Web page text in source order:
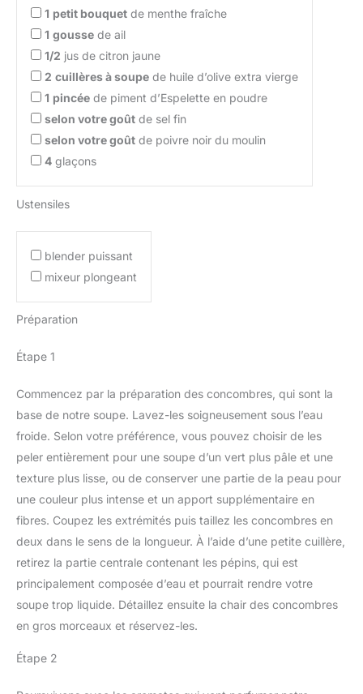
1 petit bouquet de menthe fraîche
1 gousse de ail
1/2 jus de citron jaune
2 cuillères à soupe de huile d’olive extra vierge
1 pincée de piment d’Espelette en poudre
selon votre goût de sel fin
selon votre goût de poivre noir du moulin
4 glaçons
Ustensiles
blender puissant
mixeur plongeant
Préparation
Étape 1
Commencez par la préparation des concombres, qui sont la
base de notre soupe. Lavez-les soigneusement sous l’eau
froide. Selon votre préférence, vous pouvez choisir de les
peler entièrement pour une soupe d’un vert plus pâle et une
texture plus lisse, ou de conserver une partie de la peau pour
une couleur plus intense et un apport supplémentaire en
fibres. Coupez les extrémités puis taillez les concombres en
deux dans le sens de la longueur. À l’aide d’une petite cuillère,
retirez la partie centrale contenant les pépins, qui est
principalement composée d’eau et pourrait rendre votre
soupe trop liquide. Détaillez ensuite la chair des concombres
en gros morceaux et réservez-les.
Étape 2